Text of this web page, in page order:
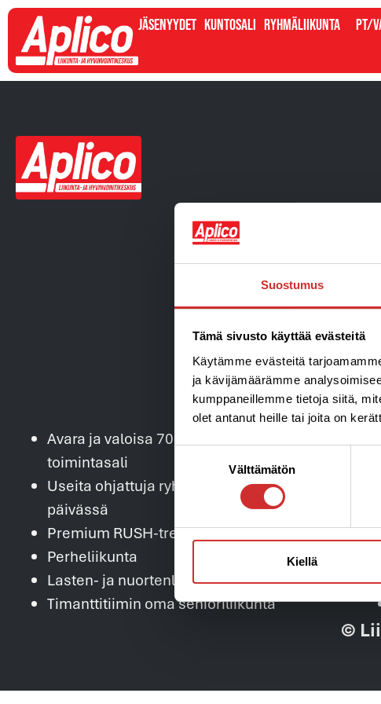
Suostumus
Tämä sivusto käyttää evästeitä
Käytämme evästeitä
ja kävijämäärämme
kumppaneillemme tietoja siitä,
olet antanut heille tai joita on
Välttämätön
Kiellä
Jäsenyydet Kuntosali Ryhmäliikunta PT/
Avara ja valoisa 700 m2 kuntosali ja
toimintasali
Useita ohjattuja ryhmäliikuntatunteja
päivässä
Premium RUSH-treeni ja FLOW-Laitepilates
Perheliikunta
Lasten- ja nuortenliikunta
Timanttitiimin oma senioriliikunta
©